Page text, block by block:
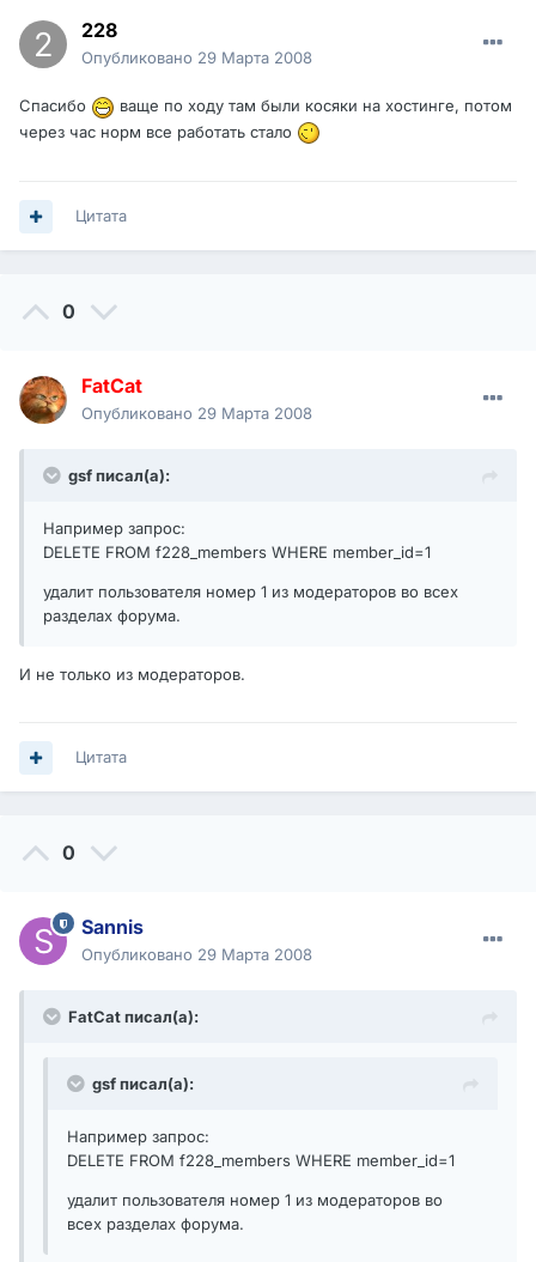
228
Опубликовано 29 Марта 2008
Спасибо
ваще по ходу там были косяки на хостинге, потом
через час норм все работать стало
Цитата
0
FatCat
Опубликовано 29 Марта 2008
gsf писал(а):
Например запрос:
DELETE FROM f228_members WHERE member_id=1
удалит пользователя номер 1 из модераторов во всех
разделах форума.
И не только из модераторов.
Цитата
0
Sannis
Опубликовано 29 Марта 2008
FatCat писал(а):
gsf писал(а):
Например запрос:
DELETE FROM f228_members WHERE member_id=1
удалит пользователя номер 1 из модераторов во
всех разделах форума.